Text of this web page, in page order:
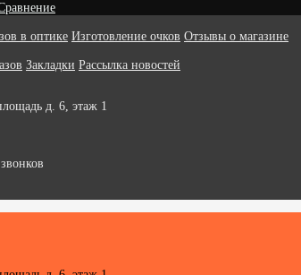
в оптике Изготовление очков Отзывы о магазине
Закладки Рассылка новостей
д. 6, этаж 1